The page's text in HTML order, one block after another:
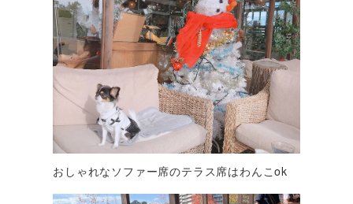
おしゃれなソファー席のテラス席はわんこok